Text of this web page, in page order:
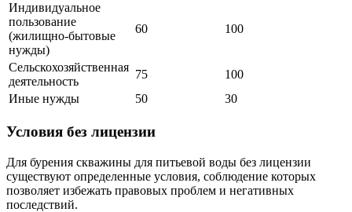
Индивидуальное
пользование
(жилищно-бытовые
нужды)
60 100
Сельскохозяйственная
деятельность
75
100
Иные нужды
50 30
Условия без лицензии
Для бурения скважины для питьевой воды без лицензии
существуют определенные условия, соблюдение которых
позволяет избежать правовых проблем и негативных
последствий.